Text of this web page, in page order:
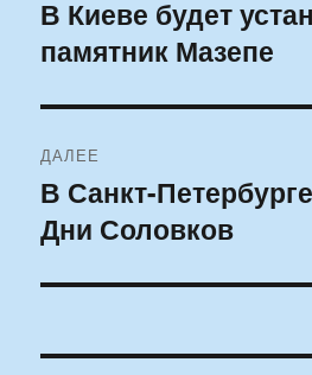
записям
Предыдущая
запись:
В Киеве будет
памятник Мазепе
ДАЛЕЕ
Следующая
запись:
В Санкт-
Дни Соловков